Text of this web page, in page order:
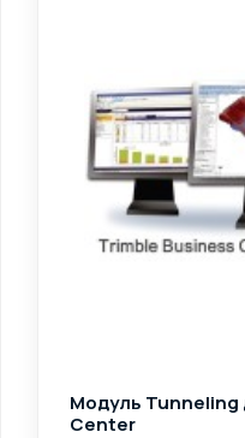
Модуль Tunneling
Center